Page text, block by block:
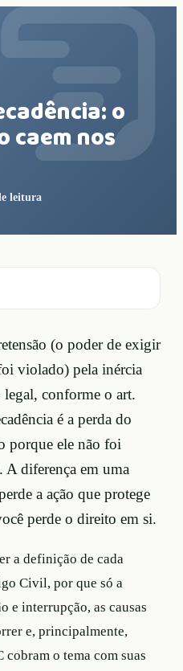
o
caem nos
leitura
(o poder de exigir
violado) pela inércia
conforme o art.
é a perda do
porque ele não foi
A diferença em uma
a ação que protege
perde o direito em si.
a definição de cada
Civil, por que só a
e interrupção, as causas
e, principalmente,
cobram o tema com suas